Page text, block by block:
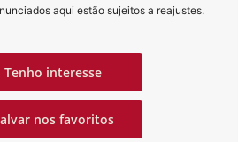
aqui estão sujeitos a reajustes.
Tenho interesse
nos favoritos